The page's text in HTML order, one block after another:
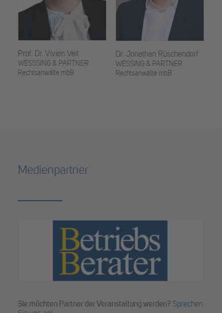
Prof. Dr. Vivien Veit
WESSSING & PARTNER
Rechtsanwälte mbB
Dr. Jonathan Rüschendorf
WESSING & PARTNER
Rechtsanwälte mbB
Medienpartner
Sie möchten Partner der Veranstaltung werden? Sprechen